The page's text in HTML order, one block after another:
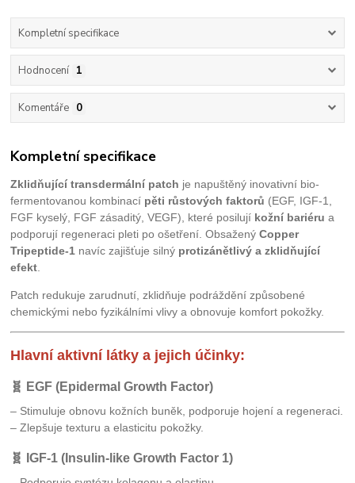
Kompletní specifikace
Hodnocení 1
Komentáře 0
Kompletní specifikace
Zklidňující transdermální patch je napuštěný inovativní bio-
fermentovanou kombinací pěti růstových faktorů (EGF, IGF-1,
FGF kyselý, FGF zásaditý, VEGF), které posilují kožní bariéru a
podporují regeneraci pleti po ošetření. ObsaženýCopper
Tripeptide-1 navíc zajišťuje silný protizánětlivý a zklidňující
efekt
Patch redukuje zarudnutí, zklidňuje podráždění způsobené
chemickými nebo fyzikálními vlivy a obnovuje komfort pokožky.
Hlavní aktivní látky a jejich účinky:
🧬 EGF (Epidermal Growth Factor)
– Stimuluje obnovu kožních buněk, podporuje hojení a regeneraci.
– Zlepšuje texturu a elasticitu pokožky.
🧬 IGF-1 (Insulin-like Growth Factor 1)